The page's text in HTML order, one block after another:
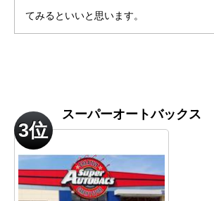
てみるといいと思います。
3位
スーパーオートバックス